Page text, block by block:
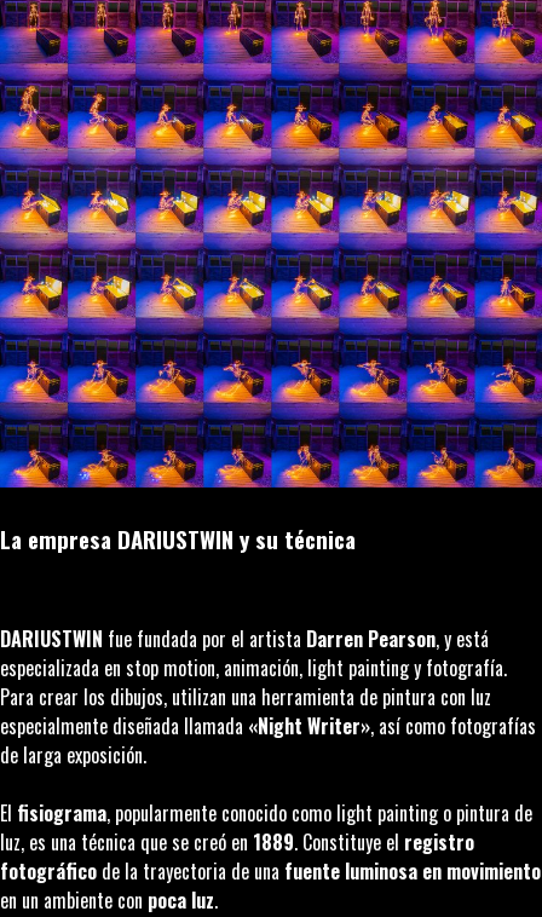
La empresa DARIUSTWIN y su técnica
DARIUSTWIN fue fundada por el artista Darren Pearson, y está
especializada en stop motion, animación, light paintingy fotografía.
Para crear los dibujos, utilizan una herramienta de pintura con luz
especialmente diseñada llamada «Night Writer», así como fotografías
de larga exposición.
El fisiograma, popularmente conocido como light paintingo pintura de
luz, es una técnica que se creó en 1889. Constituye el registro
fotográfico de la trayectoria de una fuente luminosa en movimiento
en un ambiente con poca luz.